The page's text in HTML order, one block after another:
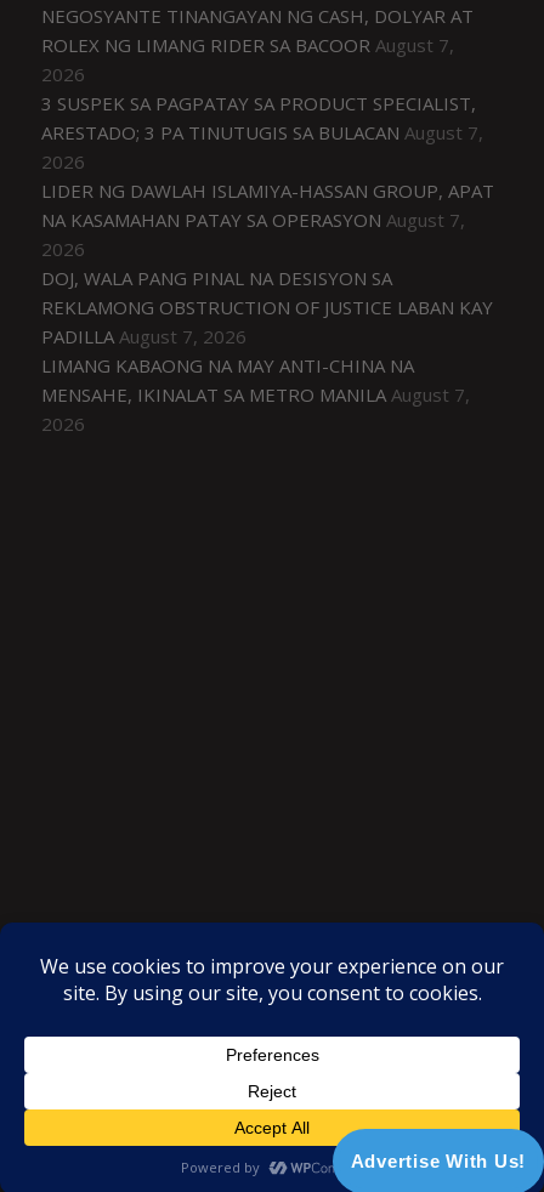
NEGOSYANTE TINANGAYAN NG CASH, DOLYAR AT
ROLEX NG LIMANG RIDER SA BACOOR August 7,
2026
3 SUSPEK SA PAGPATAY SA PRODUCT SPECIALIST,
ARESTADO; 3 PA TINUTUGIS SA BULACAN August 7,
2026
LIDER NG DAWLAH ISLAMIYA-HASSAN GROUP, APAT
NA KASAMAHAN PATAY SA OPERASYON August 7,
2026
DOJ, WALA PANG PINAL NA DESISYON SA
REKLAMONG OBSTRUCTION OF JUSTICE LABAN KAY
PADILLA August 7, 2026
LIMANG KABAONG NA MAY ANTI-CHINA NA
MENSAHE, IKINALAT SA METRO MANILA August 7,
2026
Proudly powered by WordPress |Theme: SuperMag byAcme
Themes
Advertise With Us!